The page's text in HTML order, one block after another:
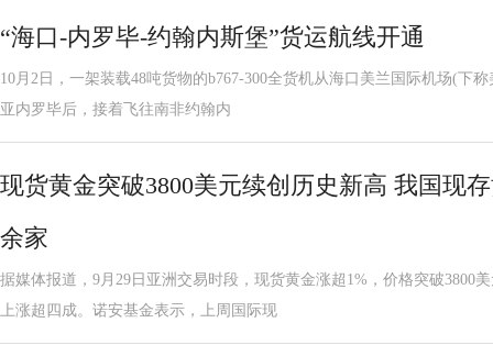
“海口-内罗毕-约翰内斯堡”货运航线开通
10月2日，一架装载48吨货物的b767-300全货机从海口美兰国际机场(下
亚内罗毕后，接着飞往南非约翰内
现货黄金突破3800美元续创历史新高 我国现
余家
据媒体报道，9月29日亚洲交易时段，现货黄金涨超1%，价格突破3800
上涨超四成。诺安基金表示，上周国际现